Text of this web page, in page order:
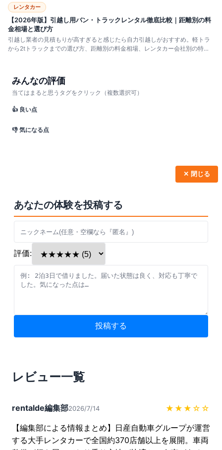
まとめました。
レンタカー
【2026年版】引越し用バン・トラックレンタル徹底比較｜距離別の料
金相場と選び方
引越し業者の見積もりが高すぎると感じたら自力引越しがおすすめ。軽トラ
から2tトラックまでの選び方、距離別の料金相場、レンタカー会社別の特
みんなの評価
当てはまると思うタグをクリック（複数選択可）
👍 良い点
👎 気になる点
✕ 閉じる
あなたの体験を投稿する
評価:
投稿する
レビュー一覧
rentalde編集部2026/7/14 ★★★ ☆☆
【編集部による情報まとめ】日産自動車グループが運営
する大手レンタカーで全国約370店舗以上を展開。車両